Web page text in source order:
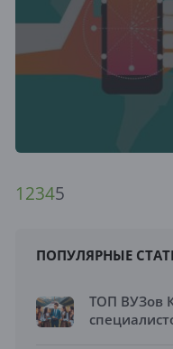
12345
ПОПУЛЯРНЫЕ
ТОП ВУЗов